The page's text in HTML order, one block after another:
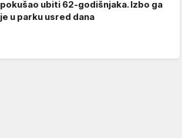
pokušao ubiti 62-godišnjaka. Izbo ga
je u parku usred dana